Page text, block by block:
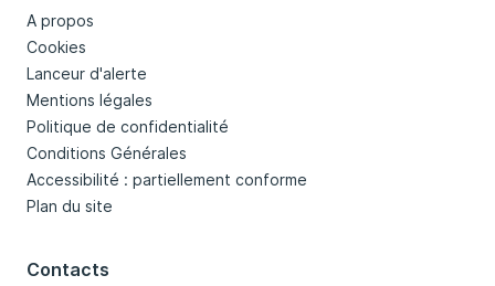
A propos
Cookies
Lanceur d'alerte
Mentions légales
Politique de confidentialité
Conditions Générales
Accessibilité : partiellement conforme
Plan du site
Contacts